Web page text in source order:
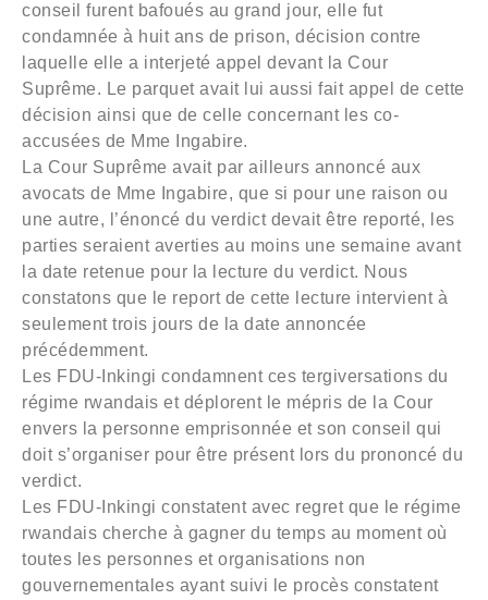
conseil furent bafoués au grand jour, elle fut
condamnée à huit ans de prison, décision contre
laquelle elle a interjeté appel devant la Cour
Suprême. Le parquet avait lui aussi fait appel de cette
décision ainsi que de celle concernant les co-
accusées de Mme Ingabire.
La Cour Suprême avait par ailleurs annoncé aux
avocats de Mme Ingabire, que si pour une raison ou
une autre, l’énoncé du verdict devait être reporté, les
parties seraient averties au moins une semaine avant
la date retenue pour la lecture du verdict. Nous
constatons que le report de cette lecture intervient à
seulement trois jours de la date annoncée
précédemment.
Les FDU-Inkingi condamnent ces tergiversations du
régime rwandais et déplorent le mépris de la Cour
envers la personne emprisonnée et son conseil qui
doit s’organiser pour être présent lors du prononcé du
verdict.
Les FDU-Inkingi constatent avec regret que le régime
rwandais cherche à gagner du temps au moment où
toutes les personnes et organisations non
gouvernementales ayant suivi le procès constatent